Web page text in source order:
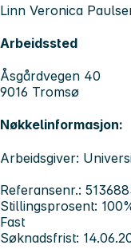
Linn Veronica
Arbeidssted
Åsgårdvegen 40
9016 Tromsø
Nøkkelinformasjon:
Arbeidsgiver:
Referansenr.:
Stillingsprosent:
Fast
Søknadsfrist: